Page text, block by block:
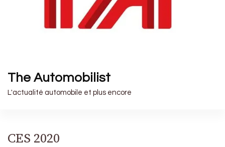
The Automobilist
L'actualité automobile et plus encore
CES 2020